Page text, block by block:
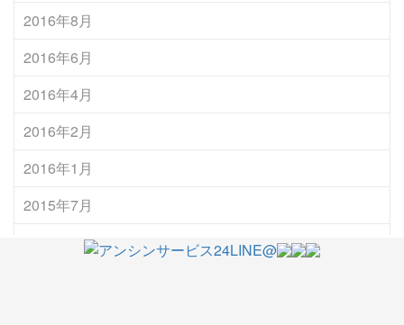
2016年8月
2016年6月
2016年4月
2016年2月
2016年1月
2015年7月
2014年12月